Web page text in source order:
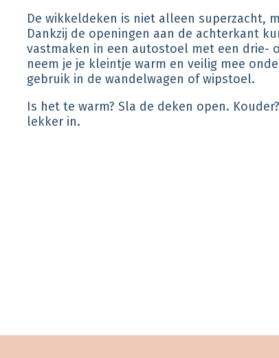
De wikkeldeken is niet alleen superzacht,
Dankzij de openingen aan de achterkant
vastmaken in een autostoel met een drie-
neem je je kleintje warm en veilig mee
gebruik in de wandelwagen of wipstoel.
Is het te warm? Sla de deken open.
lekker in.